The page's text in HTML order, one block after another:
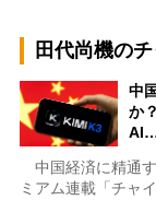
田代尚機の
中
か
中国経済に精通
ミアム連載「チャ